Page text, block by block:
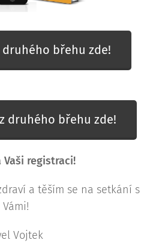
druhého břehu zde!
druhého břehu zde!
Vaši registraci!
a těším se na setkání s
Vámi!
Vojtek